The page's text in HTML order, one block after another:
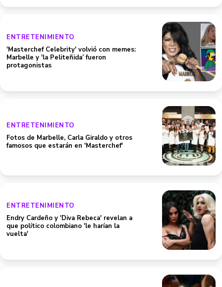
ENTRETENIMIENTO
'Masterchef Celebrity' volvió con memes:
Marbelle y 'la Peliteñida’ fueron
protagonistas
ENTRETENIMIENTO
Fotos de Marbelle, Carla Giraldo y otros
famosos que estarán en 'Masterchef'
ENTRETENIMIENTO
Endry Cardeño y 'Diva Rebeca' revelan a
que político colombiano 'le harían la
vuelta'